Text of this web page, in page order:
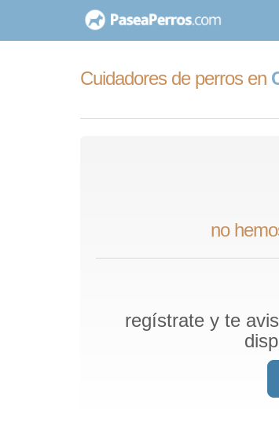
contenido
Cuidadores de perros en
no
regístrate y te